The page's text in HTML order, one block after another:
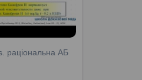
раціональна АБ